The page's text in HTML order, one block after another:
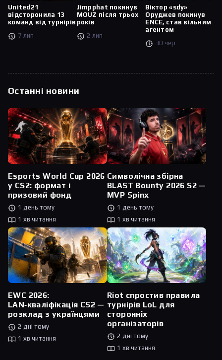
United21
відсторонила 13
команд від турнірів
7 лип
Jimpphat покинув
MOUZ після трьох
років
2 лип
Віктор «sdy»
Оруджев покинув
ENCE, став вільним
агентом
30 чер
Останні новини
Esports World Cup 2026
у CS2: формат і
призовий фонд
1 день тому
1 хв читання
Символічна збірна
BLAST Bounty 2026 S2 —
MVP Spinx
1 день тому
1 хв читання
EWC 2026:
LAN‑кваліфікація CS2 —
розклад з українцями
2 дні тому
1 хв читання
Riot спростив правила
турнірів LoL для
сторонніх
організаторів
2 дні тому
1 хв читання